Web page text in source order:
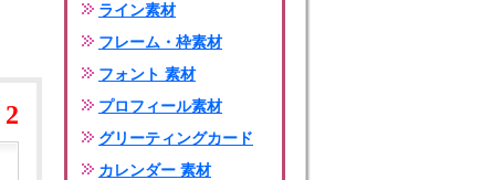
2
ライン素材
フレーム・枠素材
フォント 素材
プロフィール素材
グリーティングカード
カレンダー 素材